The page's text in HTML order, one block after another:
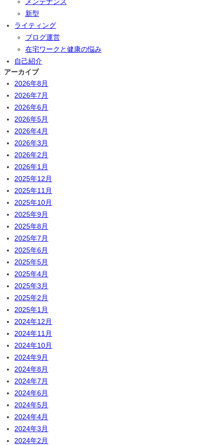
新型
ライティング
ブログ運営
在宅ワークと健康の悩み
自己紹介
アーカイブ
2026年8月
2026年7月
2026年6月
2026年5月
2026年4月
2026年3月
2026年2月
2026年1月
2025年12月
2025年11月
2025年10月
2025年9月
2025年8月
2025年7月
2025年6月
2025年5月
2025年4月
2025年3月
2025年2月
2025年1月
2024年12月
2024年11月
2024年10月
2024年9月
2024年8月
2024年7月
2024年6月
2024年5月
2024年4月
2024年3月
2024年2月